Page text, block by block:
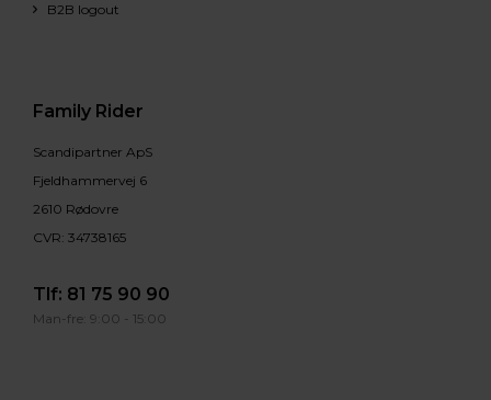
B2B logout
Family Rider
Scandipartner ApS
Fjeldhammervej 6
2610 Rødovre
CVR: 34738165
Tlf: 81 75 90 90
Man-fre: 9:00 - 15:00